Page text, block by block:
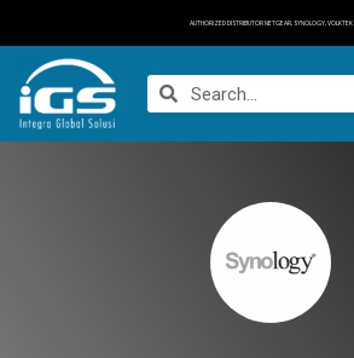
AUTHORIZED DISTRIBUTOR NETGEAR, SYNOLOGY, VOLKTEK